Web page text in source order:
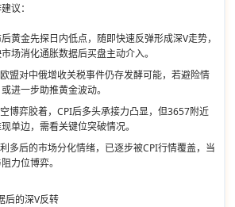
议：
黄金先探日内低点，随即快速反弹形成深V走势，
场消化通胀数据后买盘主动介入。
盟对中俄增收关税事件仍存发酵可能，若避险情
进一步助推黄金波动。
博弈胶着，CPI后多头承接力凸显，但3657附近
单边，需看关键位突破情况。
多后的市场分化情绪，已逐步被CPI行情覆盖，当
力位博弈。
后的深V反转